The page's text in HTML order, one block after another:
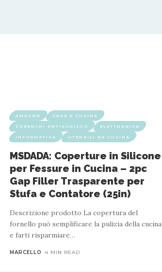
AMAZON CASA E CUCINA
COPERCHI ANTISCHIZZO ELETTRONICA
INFORMATICA UTENSILI DA CUCINA
MSDADA: Coperture in Silicone
per Fessure in Cucina – 2pc
Gap Filler Trasparente per
Stufa e Contatore (25in)
Descrizione prodotto La copertura del
fornello può semplificare la pulizia della cucina
e farti risparmiare…
MARCELLO 4 MIN READ